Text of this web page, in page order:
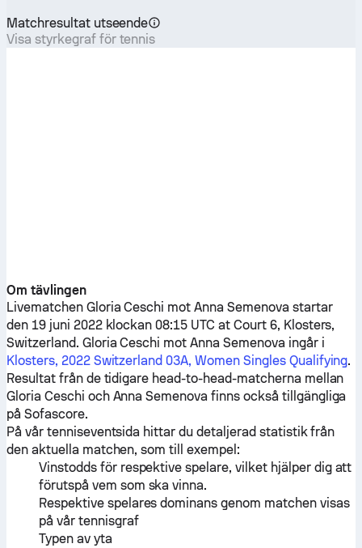
Matchresultat utseende
Visa styrkegraf för tennis
Om tävlingen
Livematchen Gloria Ceschi motAnna Semenova startar
den 19 juni 2022 klockan 08:15 UTC at Court 6, Klosters,
Switzerland. Gloria Ceschi motAnna Semenova ingår i
Klosters, 2022 Switzerland 03A, Women Singles Qualifying.
Resultat från de tidigare head-to-head-matcherna mellan
Gloria Ceschi och Anna Semenova finns också tillgängliga
på Sofascore.
På vår tenniseventsida hittar du detaljerad statistik från
den aktuella matchen, som till exempel:
Vinstodds för respektive spelare, vilket hjälper dig att
förutspå vem som ska vinna.
Respektive spelares dominans genom matchen visas
på vår tennisgraf
Typen av yta